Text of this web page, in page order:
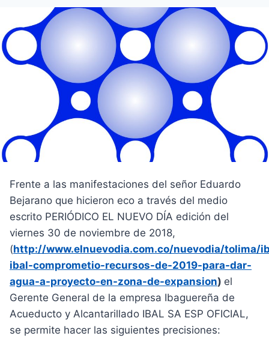
Frente a las manifestaciones del señor Eduardo
Bejarano que hicieron eco a través del medio
escrito PERIÓDICO EL NUEVO DÍA edición del
viernes 30 de noviembre de 2018,
(http://www.elnuevodia.com.co/nuevodia/tolima/
ibal-comprometio-recursos-de-2019-para-dar-
agua-a-proyecto-en-zona-de-expansion) el
Gerente General de la empresa Ibaguereña de
Acueducto y Alcantarillado IBAL SA ESP OFICIAL,
se permite hacer las siguientes precisiones: